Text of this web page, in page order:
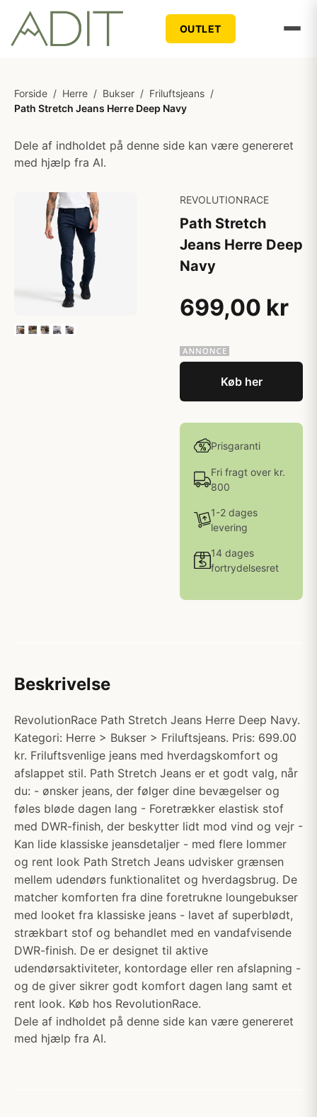
OUTLET
Forside / Herre / Bukser / Friluftsjeans /
Path Stretch Jeans Herre Deep Navy
Dele af indholdet på denne side kan være genereret
med hjælp fra AI.
REVOLUTIONRACE
Path Stretch
Jeans Herre Deep
Navy
699,00 kr
Køb her
Prisgaranti
Fri fragt over kr.
800
1-2 dages
levering
14 dages
fortrydelsesret
Beskrivelse
RevolutionRace Path Stretch Jeans Herre Deep Navy.
Kategori: Herre > Bukser > Friluftsjeans. Pris: 699.00
kr. Friluftsvenlige jeans med hverdagskomfort og
afslappet stil. Path Stretch Jeans er et godt valg, når
du: - ønsker jeans, der følger dine bevægelser og
føles bløde dagen lang - Foretrækker elastisk stof
med DWR-finish, der beskytter lidt mod vind og vejr -
Kan lide klassiske jeansdetaljer - med flere lommer
og rent look Path Stretch Jeans udvisker grænsen
mellem udendørs funktionalitet og hverdagsbrug. De
matcher komforten fra dine foretrukne loungebukser
med looket fra klassiske jeans - lavet af superblødt,
strækbart stof og behandlet med en vandafvisende
DWR-finish. De er designet til aktive
udendørsaktiviteter, kontordage eller ren afslapning -
og de giver sikrer godt komfort dagen lang samt et
rent look. Køb hos RevolutionRace.
Dele af indholdet på denne side kan være genereret
med hjælp fra AI.